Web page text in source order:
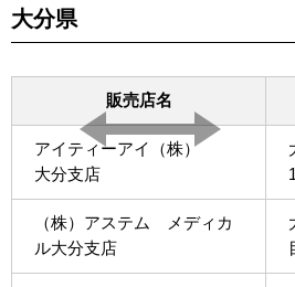
大分県
販売店名
アイティーアイ（株）
大分支店
（株）アステム メディカ
ル大分支店